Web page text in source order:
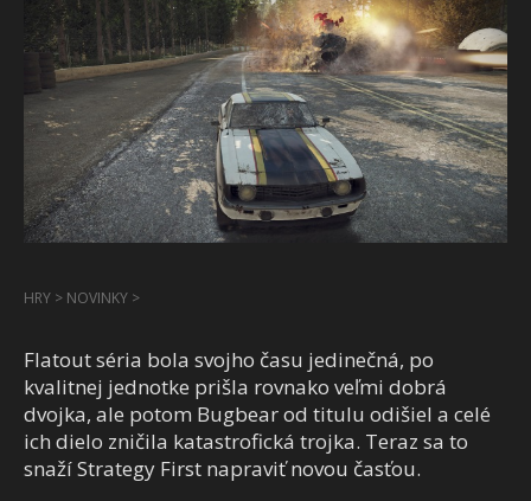
HRY > NOVINKY >
Flatout séria bola svojho času jedinečná, po
kvalitnej jednotke prišla rovnako veľmi dobrá
dvojka, ale potom Bugbear od titulu odišiel a celé
ich dielo zničila katastrofická trojka. Teraz sa to
snaží Strategy First napraviť novou časťou.